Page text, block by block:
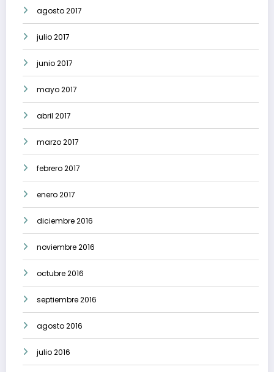
agosto 2017
julio 2017
junio 2017
mayo 2017
abril 2017
marzo 2017
febrero 2017
enero 2017
diciembre 2016
noviembre 2016
octubre 2016
septiembre 2016
agosto 2016
julio 2016